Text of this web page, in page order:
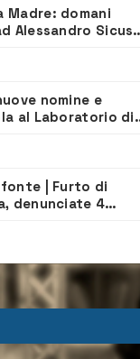
Madre: domani
Alessandro
nomine e
al Laboratorio di
| Furto di
denunciate 4